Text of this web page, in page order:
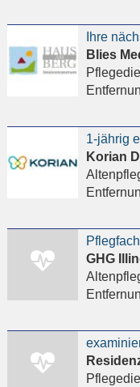
1-jährig
Korian